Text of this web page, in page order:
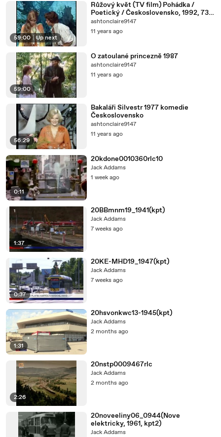
59:00 | Up next
Růžový květ (TV film) Pohádka /
Poetický / Československo, 1992, 73
min
ashtonclaire9147
11 years ago
59:00
O zatoulané princezně 1987
ashtonclaire9147
11 years ago
56:29
Bakaláři Silvestr 1977 komedie
Československo
ashtonclaire9147
11 years ago
0:11
20kdone0010360rlc10
Jack Addams
1 week ago
1:37
20BBmnm19_1941(kpt)
Jack Addams
7 weeks ago
0:37
20KE-MHD19_1947(kpt)
Jack Addams
7 weeks ago
1:31
20hsvonkwc13-1945(kpt)
Jack Addams
2 months ago
2:26
20nstp0009467rlc
Jack Addams
2 months ago
20noveeliny06_0944(Nove
elektricky, 1961, kpt2)
Jack Addams